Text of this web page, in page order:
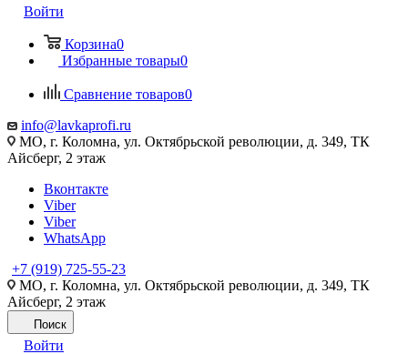
Войти
Корзина0
Избранные товары0
Сравнение товаров0
info@lavkaprofi.ru
МО, г. Коломна, ул. Октябрьской революции, д. 349, ТК
Айсберг, 2 этаж
Вконтакте
Viber
Viber
WhatsApp
+7 (919) 725-55-23
МО, г. Коломна, ул. Октябрьской революции, д. 349, ТК
Айсберг, 2 этаж
Поиск
Войти